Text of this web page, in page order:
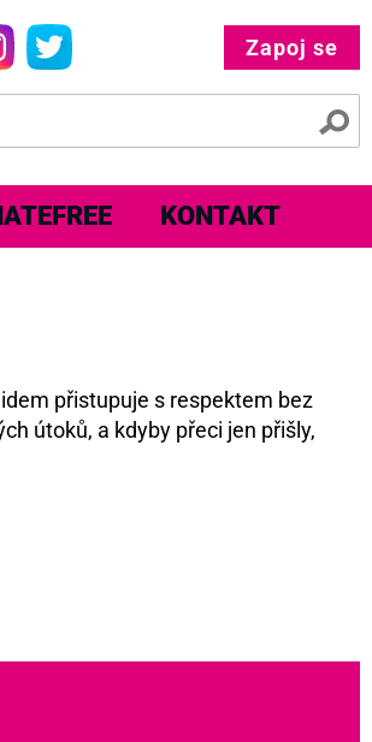
KONTAKT
Zapoj se
přistupuje s respektem bez
útoků, a kdyby přeci jen přišly,